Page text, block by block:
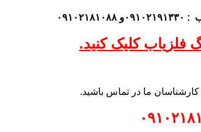
: ۰۹۱۰۲۱۹۱۳۳۰و ۰۹۱۰۲۱۸۱۰۸۸
فلزیاب کلیک کنید.
کارشناسان ما در تماس باشید.